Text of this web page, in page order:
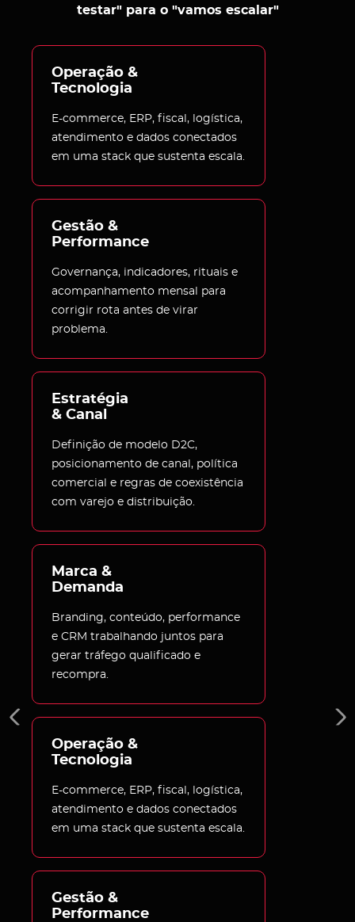
testar" para o "vamos escalar"
Operação &
Tecnologia
E-commerce, ERP, fiscal, logística,
atendimento e dados conectados
em uma stack que sustenta escala.
Gestão &
Performance
Governança, indicadores, rituais e
acompanhamento mensal para
corrigir rota antes de virar
problema.
Estratégia
& Canal
Definição de modelo D2C,
posicionamento de canal, política
comercial e regras de coexistência
com varejo e distribuição.
Marca &
Demanda
Branding, conteúdo, performance
e CRM trabalhando juntos para
gerar tráfego qualificado e
recompra.
Operação &
Tecnologia
E-commerce, ERP, fiscal, logística,
atendimento e dados conectados
em uma stack que sustenta escala.
Gestão &
Performance